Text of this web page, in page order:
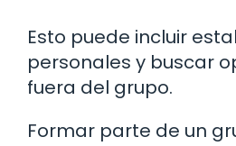
Esto puede incluir
personales y buscar
fuera del grupo.
Formar parte de un